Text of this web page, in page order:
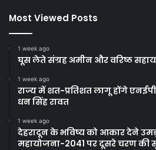
Most Viewed Posts
1 week ago
घूस लेते संग्रह अमीन और वरिष्ठ
1 week ago
राज्य में शत-प्रतिशत लागू होंगे
धन सिंह रावत
1 week ago
देहरादून के भविष्य को आकार देने
महायोजना-2041 पर दूसरे चरण की